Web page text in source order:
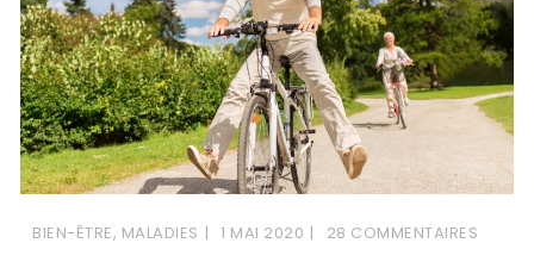
BIEN-ÊTRE, MALADIES 1 MAI 2020 28 COMMENTAIRES